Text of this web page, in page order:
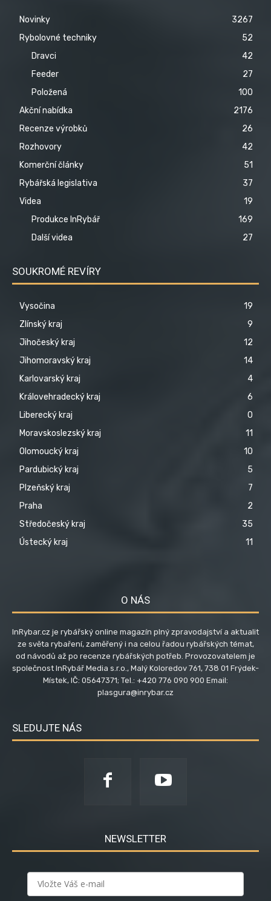
Novinky
3267
Rybolovné techniky
52
Dravci
42
Feeder
27
Položená
100
Akční nabídka
2176
Recenze výrobků
26
Rozhovory
42
Komerční články
51
Rybářská legislativa
37
Videa
19
Produkce InRybář
169
Další videa
27
SOUKROMÉ REVÍRY
Vysočina
19
Zlínský kraj
9
Jihočeský kraj
12
Jihomoravský kraj
14
Karlovarský kraj
4
Královehradecký kraj
6
Liberecký kraj
0
Moravskoslezský kraj
11
Olomoucký kraj
10
Pardubický kraj
5
Plzeňský kraj
7
Praha
2
Středočeský kraj
35
Ústecký kraj
11
O NÁS
InRybar.cz je rybářský online magazín plný zpravodajství a aktualit
ze světa rybaření, zaměřený i na celou řadou rybářských témat,
od návodů až po recenze rybářských potřeb. Provozovatelem je
společnost InRybář Media s.r.o., Malý Koloredov 761, 738 01 Frýdek-
Místek, IČ: 05647371; Tel.: +420 776 090 900 Email:
plasgura@inrybar.cz
SLEDUJTE NÁS
NEWSLETTER